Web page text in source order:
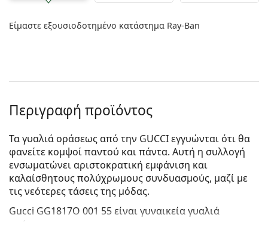
Είμαστε εξουσιοδοτημένο κατάστημα Ray-Ban
Περιγραφή προϊόντος
Τα γυαλιά οράσεως από την GUCCI εγγυώνται ότι θα
φανείτε κομψοί παντού και πάντα. Αυτή η συλλογή
ενσωματώνει αριστοκρατική εμφάνιση και
καλαίσθητους πολύχρωμους συνδυασμούς, μαζί με
τις νεότερες τάσεις της μόδας.
Gucci GG1817O 001 55είναι γυναικεία γυαλιά
οράσεως.